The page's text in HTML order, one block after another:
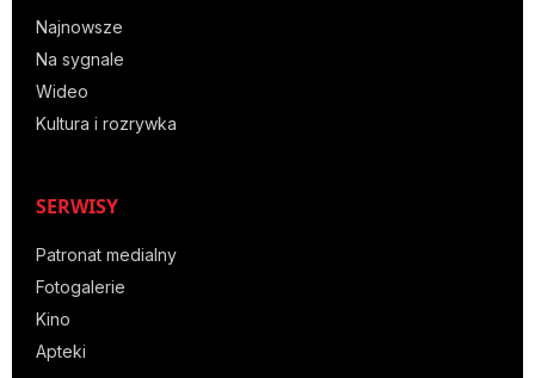
Najnowsze
Na sygnale
Wideo
Kultura i rozrywka
SERWISY
Patronat medialny
Fotogalerie
Kino
Apteki